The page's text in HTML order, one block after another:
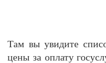
Там вы увидите
цены за оплату